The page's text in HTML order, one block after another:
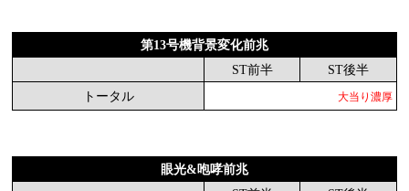
第13号機背景変化前兆
ST前半
ST後半
トータル
大当り濃厚
眼光&咆哮前兆